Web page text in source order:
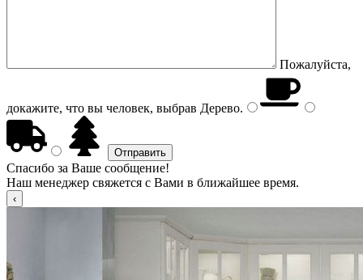
Пожалуйста,
докажите, что вы человек, выбрав Дерево.
Спасибо за Ваше сообщение!
Наш менеджер свяжется с Вами в ближайшее время.